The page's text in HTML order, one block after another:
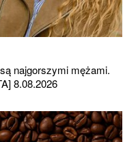
najgorszymi mężami.
8.08.2026